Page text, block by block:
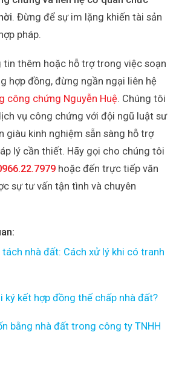
. Đừng để sự im lặng khiến tài sản
pháp.
tin thêm hoặc hỗ trợ trong việc soạn
hợp đồng, đừng ngần ngại liên hệ
công chứng Nguyễn Huệ. Chúng tôi
vụ công chứng với đội ngũ luật sư
giàu kinh nghiệm sẵn sàng hỗ trợ
lý cần thiết. Hãy gọi cho chúng tôi
hoặc đến trực tiếp văn
sự tư vấn tận tình và chuyên
nhà đất: Cách xử lý khi có tranh
ký kết hợp đồng thế chấp nhà đất?
bằng nhà đất trong công ty TNHH